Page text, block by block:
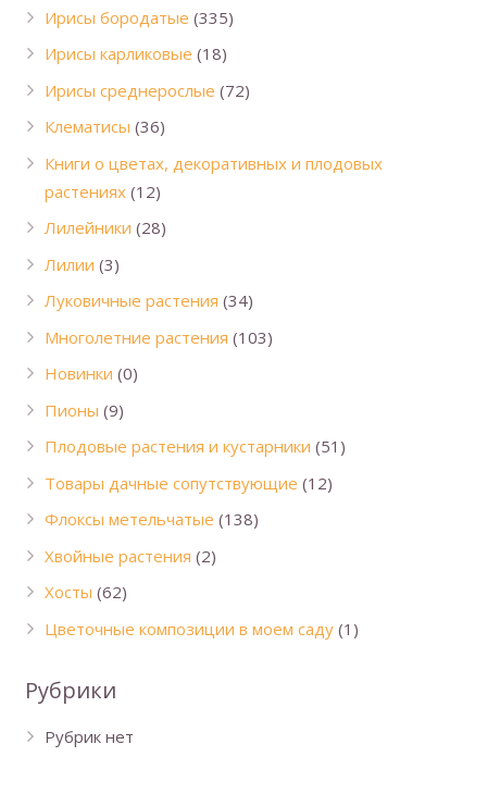
Ирисы бородатые (335)
Ирисы карликовые (18)
Ирисы среднерослые (72)
Клематисы (36)
Книги о цветах, декоративных и плодовых
растениях (12)
Лилейники (28)
Лилии (3)
Луковичные растения (34)
Многолетние растения (103)
Новинки (0)
Пионы (9)
Плодовые растения и кустарники (51)
Товары дачные сопутствующие (12)
Флоксы метельчатые (138)
Хвойные растения (2)
Хосты (62)
Цветочные композиции в моем саду (1)
Рубрики
Рубрик нет